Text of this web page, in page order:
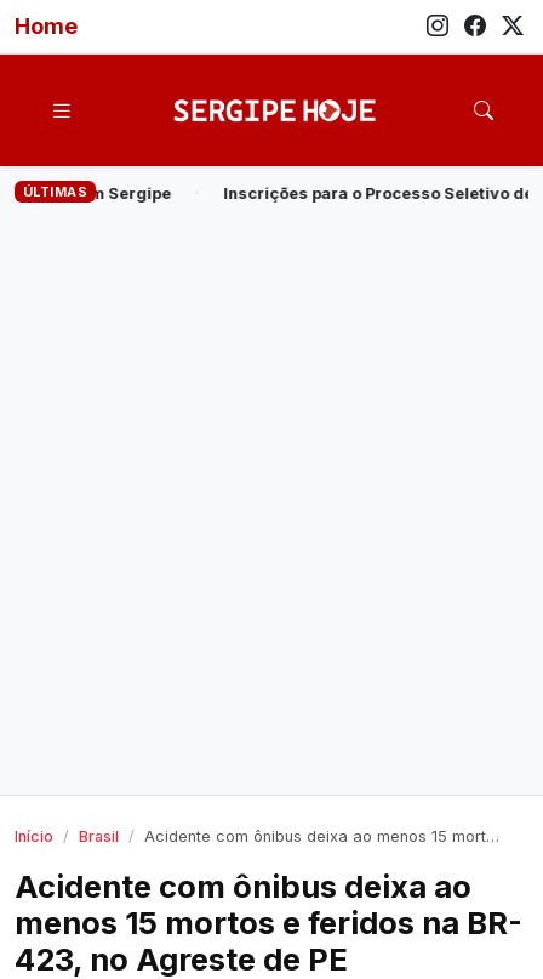
Home
ÚLTIMASpara o Processo Seletivo de Estagiários de Nível Superior
Início Brasil Acidente com ônibus deixa ao menos 15 mortos e feridos na BR-423, no Agreste de PE
Acidente com ônibus deixa ao
menos 15 mortos e feridos na BR-
423, no Agreste de PE